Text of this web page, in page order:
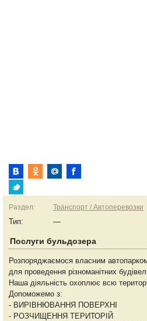
Раздел: Транспорт / Автоперевозки
Тип: —
Послуги бульдозера
Розпоряджаємося власним
для проведення різноманітних
Наша діяльність охоплює всю
Допоможемо з:
- ВИРІВНЮВАННЯ ПОВЕРХНІ
- РОЗЧИЩЕННЯ ТЕРИТОРІЙ